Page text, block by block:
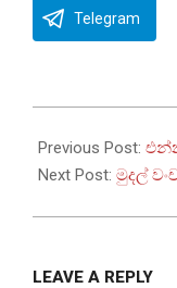
Telegram
07-
15
Previous Post:
Next Post: මුදල්
LEAVE A REPLY